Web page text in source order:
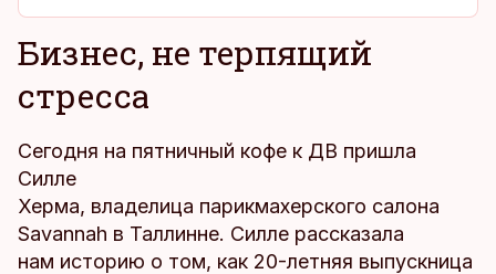
Бизнес, не терпящий
стресса
Сегодня на пятничный кофе к ДВ пришла
Силле
Херма, владелица парикмахерского салона
Savannah в Таллинне. Силле рассказала
нам историю о том, как 20-летняя выпускница